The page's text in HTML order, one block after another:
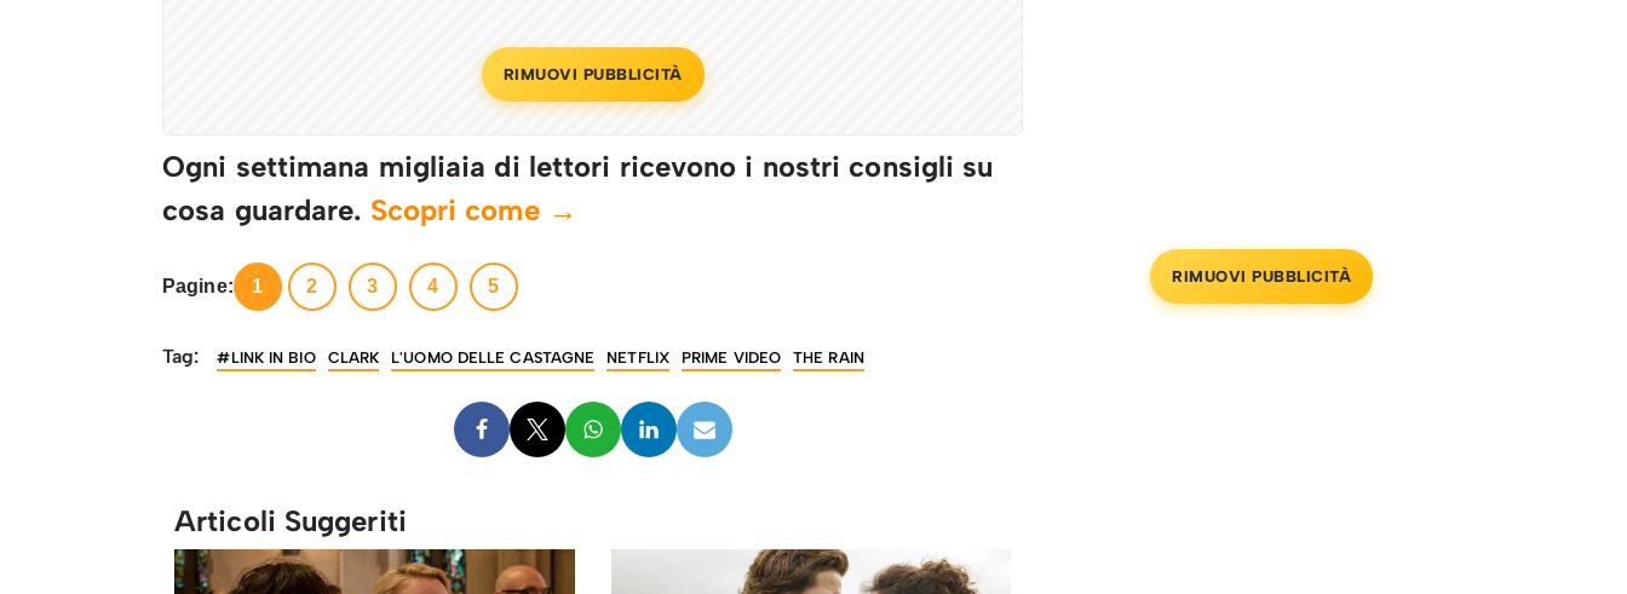
RIMUOVI PUBBLICITÀ
Ogni settimana migliaia di lettori ricevono i nostri consigli su
cosa guardare. Scopri come →
Pagine: 1 2 3 4 5
Tag: #LINK IN BIO CLARK L'UOMO DELLE CASTAGNE NETFLIX PRIME VIDEO THE RAIN
Articoli Suggeriti
RIMUOVI PUBBLICITÀ